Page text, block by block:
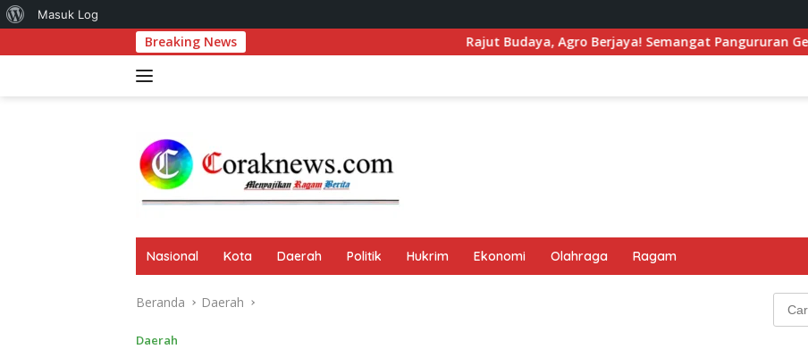
Tentang
Masuk Log
ke
Breaking News Rajut Budaya, Agro Berjaya! Semangat Pangururan Gema di Tao Toba
Nasional Kota Daerah Politik Hukrim Ekonomi Olahraga Ragam
Beranda Daerah
Daerah
Cari
untuk: